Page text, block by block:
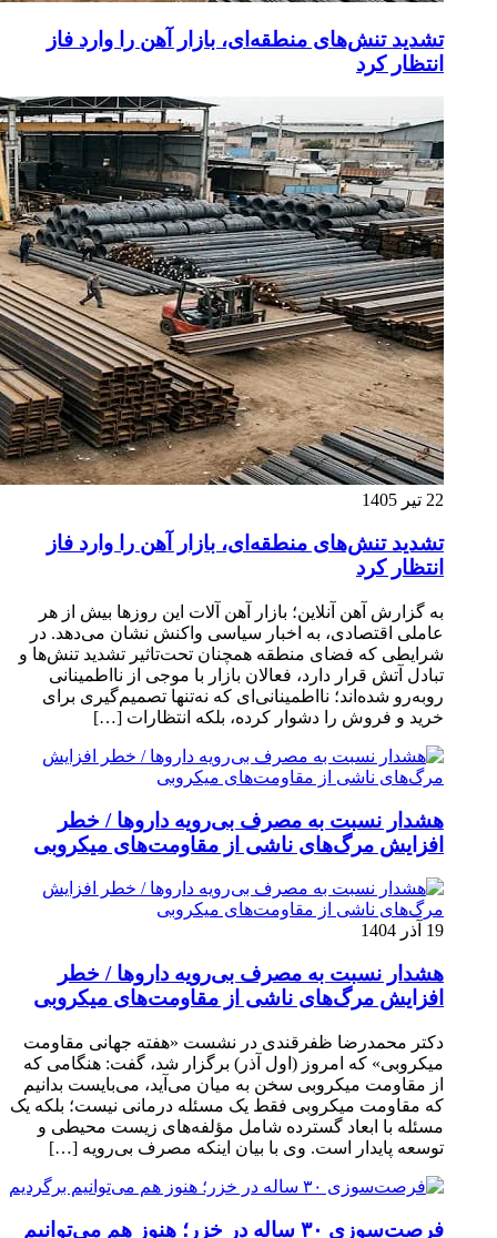
تشدید تنش‌های منطقه‌ای، بازار آهن را وارد فاز
انتظار کرد
22 تیر 1405
تشدید تنش‌های منطقه‌ای، بازار آهن را وارد فاز
انتظار کرد
به گزارش آهن آنلاین؛ بازار آهن آلات این روزها بیش از هر
عاملی اقتصادی، به اخبار سیاسی واکنش نشان می‌دهد. در
شرایطی که فضای منطقه همچنان تحت‌تاثیر تشدید تنش‌ها و
تبادل آتش قرار دارد، فعالان بازار با موجی از نااطمینانی
روبه‌رو شده‌اند؛ نااطمینانی‌ای که نه‌تنها تصمیم‌گیری برای
خرید و فروش را دشوار کرده، بلکه انتظارات […]
هشدار نسبت به مصرف بی‌رویه داروها / خطر
افزایش مرگ‌های ناشی از مقاومت‌های میکروبی
19 آذر 1404
هشدار نسبت به مصرف بی‌رویه داروها / خطر
افزایش مرگ‌های ناشی از مقاومت‌های میکروبی
دکتر محمدرضا ظفرقندی در نشست «هفته جهانی مقاومت
میکروبی» که امروز (اول آذر) برگزار شد، گفت: هنگامی که
از مقاومت میکروبی سخن به میان می‌آید، می‌بایست بدانیم
که مقاومت میکروبی فقط یک مسئله درمانی نیست؛ بلکه یک
مسئله با ابعاد گسترده شامل مؤلفه‌های زیست محیطی و
توسعه پایدار است. وی با بیان اینکه مصرف بی‌رویه […]
فرصت‌سوزی ۳۰ ساله در خزر؛ هنوز هم می‌توانیم